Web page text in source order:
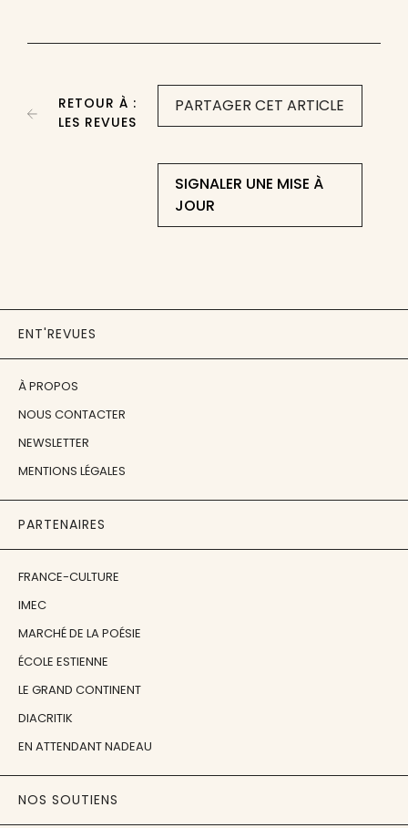
PARTAGER CET ARTICLE
SIGNALER UNE MISE À
JOUR
RETOUR À :
LES REVUES
ENT'REVUES
À PROPOS
NOUS CONTACTER
NEWSLETTER
MENTIONS LÉGALES
PARTENAIRES
FRANCE-CULTURE
IMEC
MARCHÉ DE LA POÉSIE
ÉCOLE ESTIENNE
LE GRAND CONTINENT
DIACRITIK
EN ATTENDANT NADEAU
NOS SOUTIENS